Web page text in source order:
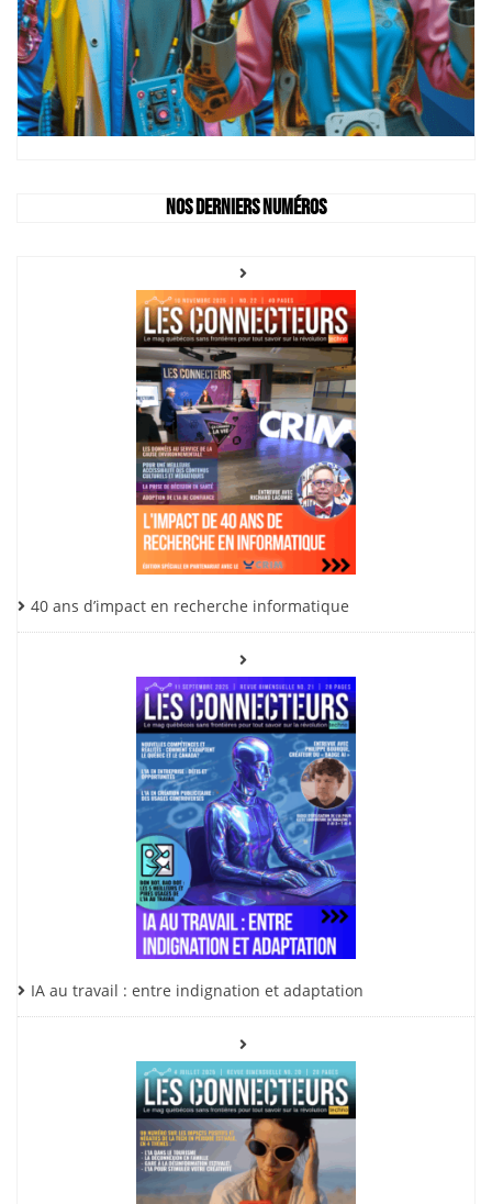
Nos derniers numéros
40 ans d’impact en recherche informatique
IA au travail : entre indignation et adaptation